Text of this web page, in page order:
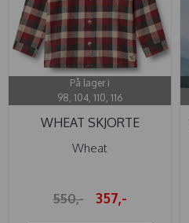
På lager i
98, 104, 110, 116
WHEAT SKJORTE
WILLUM RED BLUE ...
Wheat
550,- 357,-